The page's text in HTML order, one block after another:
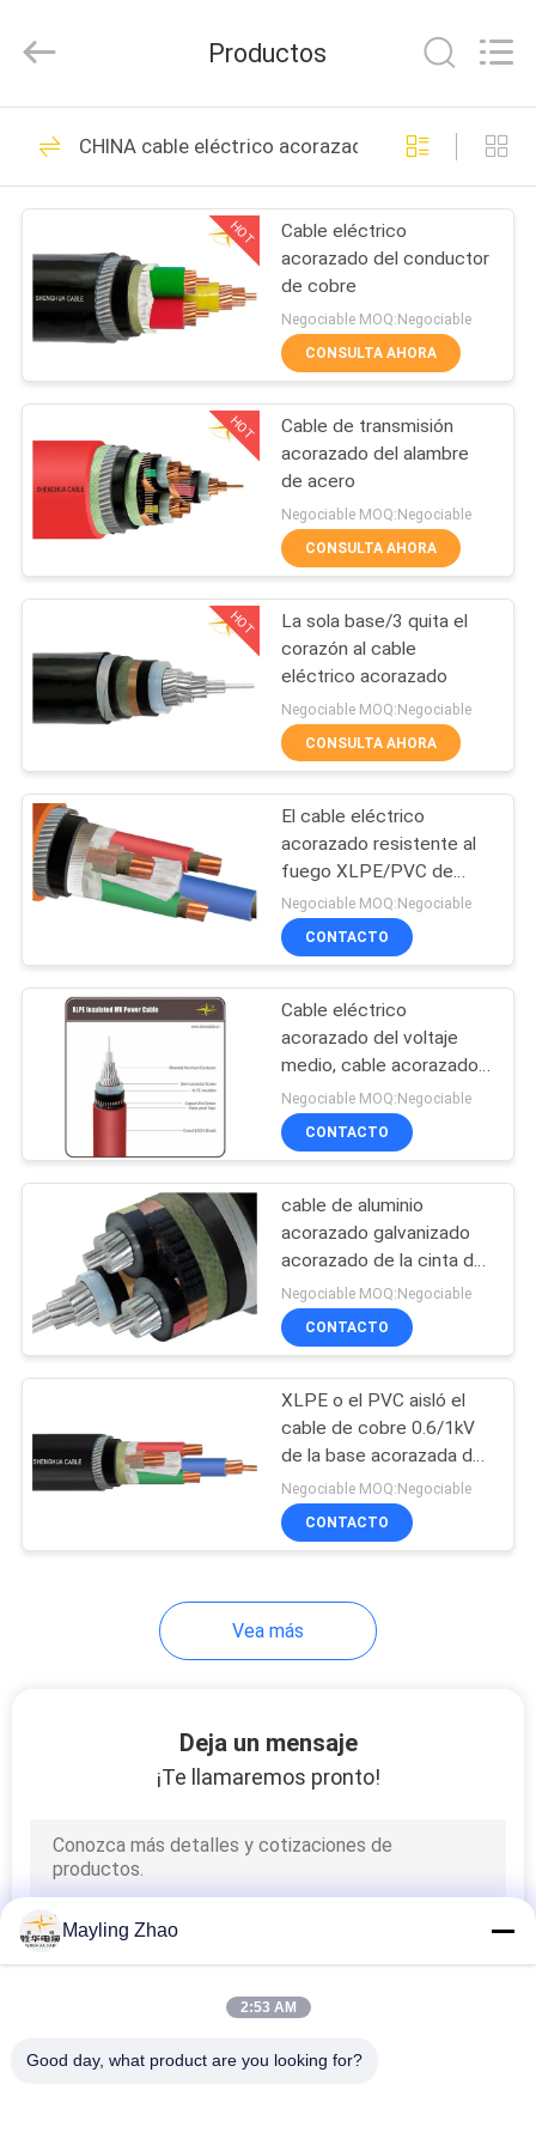
INICIO
PRODUCTOS
VIDEOS
SHOW
SOBRE
NOSOTROS
VISITA
LA
FÁBRICA
CONTROL
DE
CALIDAD
NOTICIAS
SOLICITAR
UNA
COTIZACIÓN
NEWS
DEL
SITIO
PRIVACIDAD
Cable
(Group)
All
Reserved.
XLPE aisló el cable
de alimentación
306
cable eléctrico
acorazado
244
pvc cables aislados
del cable eléctrico
197
humo bajo cero
cable del halógeno
140
Cable resistente al
108
Conductor desnudo
cable liado antena
92
Productos
CHINA cable eléctrico acorazado
HOT
Cable eléctrico
acorazado del conductor
de cobre
Negociable MOQ:Negociable
CONSULTA AHORA
HOT
Cable de transmisión
acorazado del alambre
de acero
Negociable MOQ:Negociable
CONSULTA AHORA
HOT
La sola base/3 quita el
corazón al cable
eléctrico acorazado
Negociable MOQ:Negociable
CONSULTA AHORA
El cable eléctrico
acorazado resistente al
fuego XLPE/PVC de
4core LV aisló el cable
acorazado de cobre del
alambre de acero de la
Negociable MOQ:Negociable
CONTACTO
Cable eléctrico
acorazado del voltaje
medio, cable acorazado
del alambre de aluminio
Negociable MOQ:Negociable
CONTACTO
cable de aluminio
acorazado galvanizado
acorazado de la cinta de
acero 15kV del cable
eléctrico de la base de
240mm2 XLPE 3
Negociable MOQ:Negociable
CONTACTO
XLPE o el PVC aisló el
cable de cobre 0.6/1kV
de la base acorazada del
cable eléctrico 4 del
alambre de acero
Negociable MOQ:Negociable
CONTACTO
Vea más
Deja un mensaje
¡Te llamaremos pronto!
Mayling Zhao
2:53 AM
Good day, what product are you looking for?